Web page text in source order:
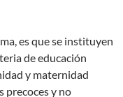
es que se instituyen
de educación
y maternidad
precoces y no